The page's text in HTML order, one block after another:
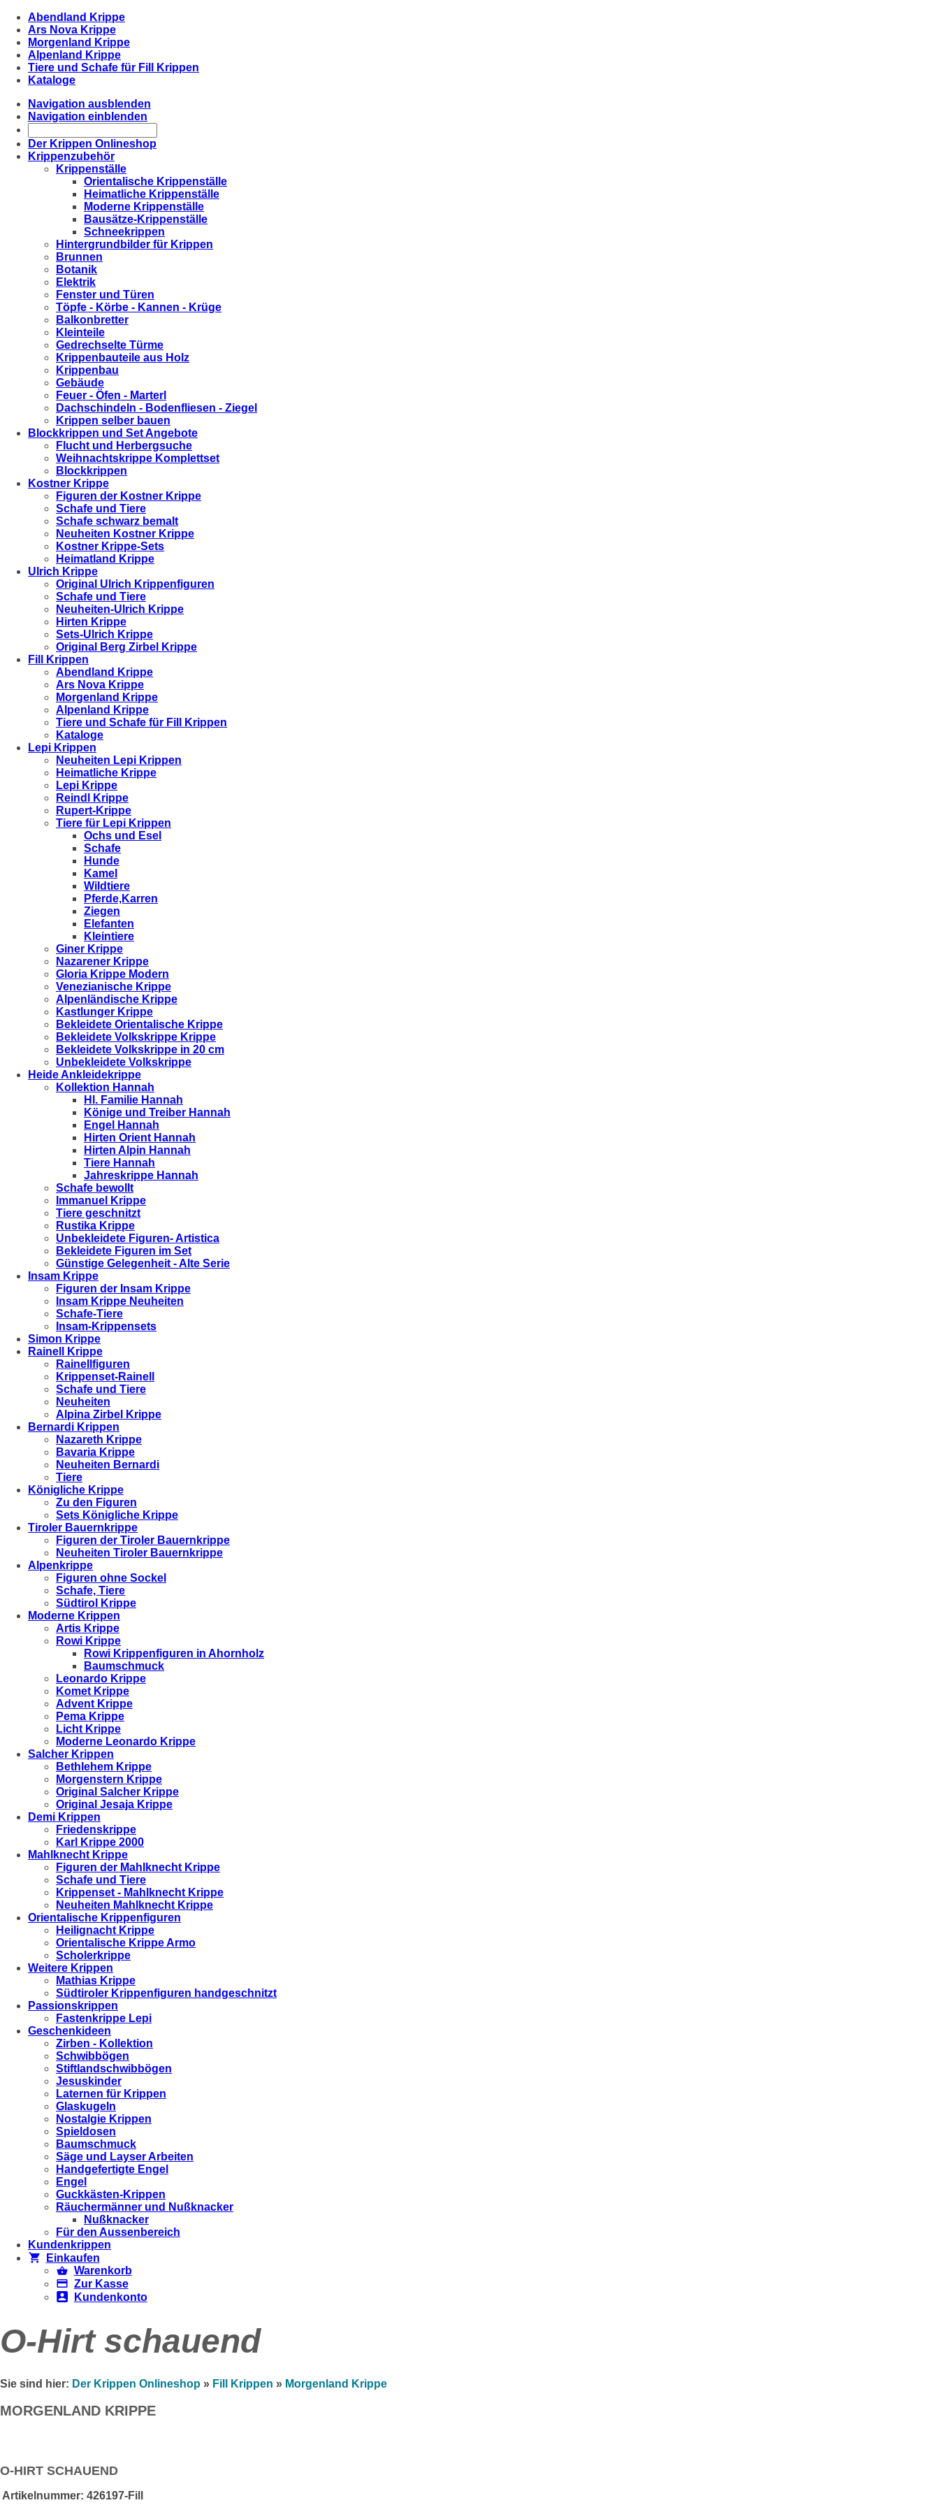
Abendland Krippe
Ars Nova Krippe
Morgenland Krippe
Alpenland Krippe
Tiere und Schafe für Fill Krippen
Kataloge
Navigation ausblenden
Navigation einblenden
Der Krippen Onlineshop
Krippenzubehör
Krippenställe
Orientalische Krippenställe
Heimatliche Krippenställe
Moderne Krippenställe
Bausätze-Krippenställe
Schneekrippen
Hintergrundbilder für Krippen
Brunnen
Botanik
Elektrik
Fenster und Türen
Töpfe - Körbe - Kannen - Krüge
Balkonbretter
Kleinteile
Gedrechselte Türme
Krippenbauteile aus Holz
Krippenbau
Gebäude
Feuer - Öfen - Marterl
Dachschindeln - Bodenfliesen - Ziegel
Krippen selber bauen
Blockkrippen und Set Angebote
Flucht und Herbergsuche
Weihnachtskrippe Komplettset
Blockkrippen
Kostner Krippe
Figuren der Kostner Krippe
Schafe und Tiere
Schafe schwarz bemalt
Neuheiten Kostner Krippe
Kostner Krippe-Sets
Heimatland Krippe
Ulrich Krippe
Original Ulrich Krippenfiguren
Schafe und Tiere
Neuheiten-Ulrich Krippe
Hirten Krippe
Sets-Ulrich Krippe
Original Berg Zirbel Krippe
Fill Krippen
Abendland Krippe
Ars Nova Krippe
Morgenland Krippe
Alpenland Krippe
Tiere und Schafe für Fill Krippen
Kataloge
Lepi Krippen
Neuheiten Lepi Krippen
Heimatliche Krippe
Lepi Krippe
Reindl Krippe
Rupert-Krippe
Tiere für Lepi Krippen
Ochs und Esel
Schafe
Hunde
Kamel
Wildtiere
Pferde,Karren
Ziegen
Elefanten
Kleintiere
Giner Krippe
Nazarener Krippe
Gloria Krippe Modern
Venezianische Krippe
Alpenländische Krippe
Kastlunger Krippe
Bekleidete Orientalische Krippe
Bekleidete Volkskrippe Krippe
Bekleidete Volkskrippe in 20 cm
Unbekleidete Volkskrippe
Heide Ankleidekrippe
Kollektion Hannah
Hl. Familie Hannah
Könige und Treiber Hannah
Engel Hannah
Hirten Orient Hannah
Hirten Alpin Hannah
Tiere Hannah
Jahreskrippe Hannah
Schafe bewollt
Immanuel Krippe
Tiere geschnitzt
Rustika Krippe
Unbekleidete Figuren- Artistica
Bekleidete Figuren im Set
Günstige Gelegenheit - Alte Serie
Insam Krippe
Figuren der Insam Krippe
Insam Krippe Neuheiten
Schafe-Tiere
Insam-Krippensets
Simon Krippe
Rainell Krippe
Rainellfiguren
Krippenset-Rainell
Schafe und Tiere
Neuheiten
Alpina Zirbel Krippe
Bernardi Krippen
Nazareth Krippe
Bavaria Krippe
Neuheiten Bernardi
Tiere
Königliche Krippe
Zu den Figuren
Sets Königliche Krippe
Tiroler Bauernkrippe
Figuren der Tiroler Bauernkrippe
Neuheiten Tiroler Bauernkrippe
Alpenkrippe
Figuren ohne Sockel
Schafe, Tiere
Südtirol Krippe
Moderne Krippen
Artis Krippe
Rowi Krippe
Rowi Krippenfiguren in Ahornholz
Baumschmuck
Leonardo Krippe
Komet Krippe
Advent Krippe
Pema Krippe
Licht Krippe
Moderne Leonardo Krippe
Salcher Krippen
Bethlehem Krippe
Morgenstern Krippe
Original Salcher Krippe
Original Jesaja Krippe
Demi Krippen
Friedenskrippe
Karl Krippe 2000
Mahlknecht Krippe
Figuren der Mahlknecht Krippe
Schafe und Tiere
Krippenset - Mahlknecht Krippe
Neuheiten Mahlknecht Krippe
Orientalische Krippenfiguren
Heilignacht Krippe
Orientalische Krippe Armo
Scholerkrippe
Weitere Krippen
Mathias Krippe
Südtiroler Krippenfiguren handgeschnitzt
Passionskrippen
Fastenkrippe Lepi
Geschenkideen
Zirben - Kollektion
Schwibbögen
Stiftlandschwibbögen
Jesuskinder
Laternen für Krippen
Glaskugeln
Nostalgie Krippen
Spieldosen
Baumschmuck
Säge und Layser Arbeiten
Handgefertigte Engel
Engel
Guckkästen-Krippen
Räuchermänner und Nußknacker
Nußknacker
Für den Aussenbereich
Kundenkrippen
Einkaufen
Warenkorb
Zur Kasse
Kundenkonto
O-Hirt schauend
Sie sind hier: Der Krippen Onlineshop » Fill Krippen » Morgenland Krippe
MORGENLAND KRIPPE
O-HIRT SCHAUEND
Artikelnummer: 426197-Fill